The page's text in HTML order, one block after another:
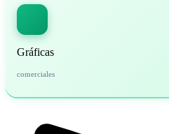
Gráficas
comerciales